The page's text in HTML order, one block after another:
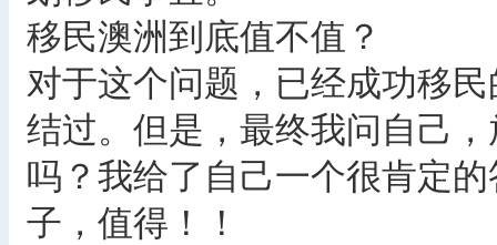
移民澳洲到底值不值？
对于这个问题，已经成功移
结过。但是，最终我问自己
吗？我给了自己一个很肯定
子，值得！！